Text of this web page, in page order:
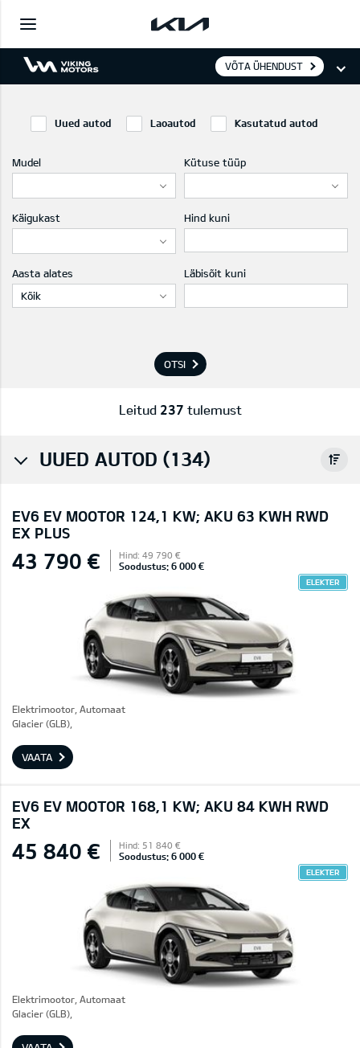
VÕTA ÜHENDUST
Uued autod Laoautod Kasutatud autod
Mudel Kütuse tüüp
Käigukast Hind kuni
Aasta alates
Kõik
Läbisõit kuni
OTSI
Leitud 237 tulemust
UUED AUTOD (134)
EV6 EV MOOTOR 124,1 KW; AKU 63 KWH RWD
EX PLUS
43 790 € Hind: 49 790 €
Soodustus: 6 000 €
ELEKTER
Elektrimootor, Automaat
Glacier (GLB),
VAATA
EV6 EV MOOTOR 168,1 KW; AKU 84 KWH RWD
EX
45 840 € Hind: 51 840 €
Soodustus: 6 000 €
ELEKTER
Elektrimootor, Automaat
Glacier (GLB),